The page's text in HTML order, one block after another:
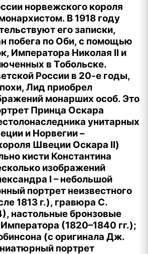
норвежского короля
В 1918 году
его записки,
побега по Оби, с помощью
Императора Николая II и
в Тобольске.
России в 20-е годы,
Лид приобрел
монарших особ. Это
Принца Оскара
унитарных
и Норвегии –
Швеции Оскара II)
кисти Константина
изображений
I – небольшой
портрет неизвестного
1813 г.), гравюра С.
настольные бронзовые
(1820–1840 гг.);
(с оригинала Дж.
портрет